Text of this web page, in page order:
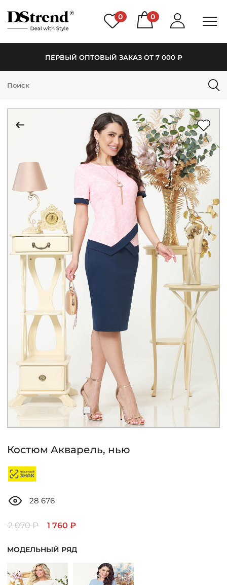
0 0
ПЕРВЫЙ ОПТОВЫЙ ЗАКАЗ ОТ 7 000 ₽
КАТАЛОГ
НОВИНКИ
РАСПРОДАЖА
АКЦИИ
КОНТАКТЫ
ЖУРНАЛ
О НАС
СКИДКИ
ЧАСТО ЗАДАВАЕМЫЕ ВОПРОСЫ
ОПТОВЫМ ПОКУПАТЕЛЯМ
РОЗНИЧНЫМ ПОКУПАТЕЛЯМ
Костюм Акварель, нью
28 676
2 070 ₽ 1 760 ₽
МОДЕЛЬНЫЙ РЯД